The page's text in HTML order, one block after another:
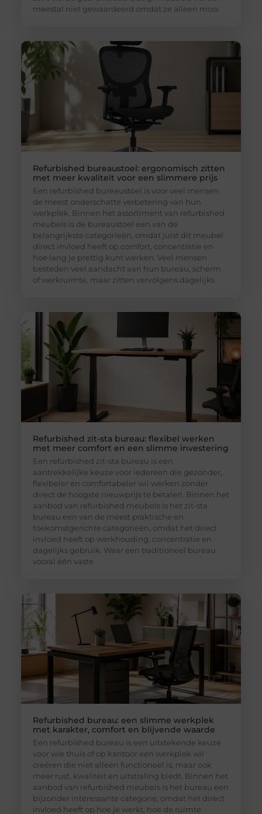
meestal niet gewaardeerd omdat ze alleen mooi
Refurbished bureaustoel: ergonomisch zitten
met meer kwaliteit voor een slimmere prijs
Een refurbished bureaustoel is voor veel mensen
de meest onderschatte verbetering van hun
werkplek. Binnen het assortiment van refurbished
meubels is de bureaustoel een van de
belangrijkste categorieën, omdat juist dit meubel
direct invloed heeft op comfort, concentratie en
hoe lang je prettig kunt werken. Veel mensen
besteden veel aandacht aan hun bureau, scherm
of werkruimte, maar zitten vervolgens dagelijks
Refurbished zit-sta bureau: flexibel werken
met meer comfort en een slimme investering
Een refurbished zit-sta bureau is een
aantrekkelijke keuze voor iedereen die gezonder,
flexibeler en comfortabeler wil werken zonder
direct de hoogste nieuwprijs te betalen. Binnen het
aanbod van refurbished meubels is het zit-sta
bureau een van de meest praktische en
toekomstgerichte categorieën, omdat het direct
invloed heeft op werkhouding, concentratie en
dagelijks gebruik. Waar een traditioneel bureau
vooral één vaste
Refurbished bureau: een slimme werkplek
met karakter, comfort en blijvende waarde
Een refurbished bureau is een uitstekende keuze
voor wie thuis of op kantoor een werkplek wil
creëren die niet alleen functioneel is, maar ook
meer rust, kwaliteit en uitstraling biedt. Binnen het
aanbod van refurbished meubels is het bureau een
bijzonder interessante categorie, omdat het direct
invloed heeft op hoe je werkt, hoe de ruimte